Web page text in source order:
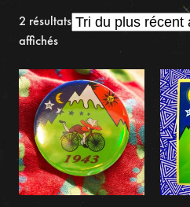
2 résultats
affichésTrié
plus
récent
au
plus
ancien